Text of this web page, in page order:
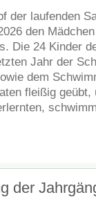
der laufenden
den
Die 24 Kinder
Jahr der
dem
fleißig geübt,
JG 2019-2021
der